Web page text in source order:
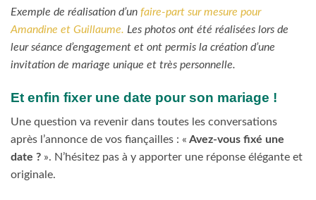
Exemple de réalisation d’un faire-part sur mesure pour
Amandine et Guillaume. Les photos ont été réalisées lors de
leur séance d’engagement et ont permis la création d’une
invitation de mariage unique et très personnelle.
Et enfin fixer une date pour son mariage !
Une question va revenir dans toutes les conversations
après l’annonce de vos fiançailles : « Avez-vous fixé une
date ? ». N’hésitez pas à y apporter une réponse élégante et
originale.